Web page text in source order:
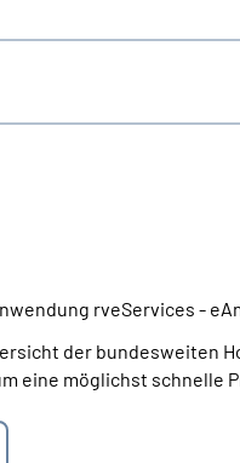
rveServices -
der bundesweiten
eine möglichst schnelle